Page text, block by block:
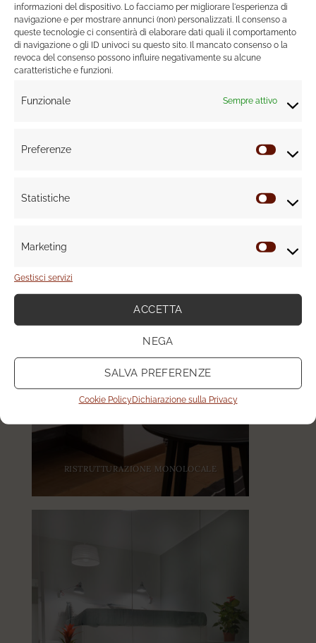
informazioni del dispositivo. Lo facciamo per migliorare l'esperienza di
navigazione e per mostrare annunci (non) personalizzati. Il consenso a
queste tecnologie ci consentirà di elaborare dati quali il comportamento
di navigazione o gli ID univoci su questo sito. Il mancato consenso o la
revoca del consenso possono influire negativamente su alcune
caratteristiche e funzioni.
Funzionale Sempre attivo
Preferenze
Statistiche
Marketing
Gestisci servizi
ACCETTA
NEGA
SALVA PREFERENZE
Cookie PolicyDichiarazione sulla Privacy
RISTRUTTURAZIONE APPARTAMENTO
RISTRUTTURAZIONE MONOLOCALE